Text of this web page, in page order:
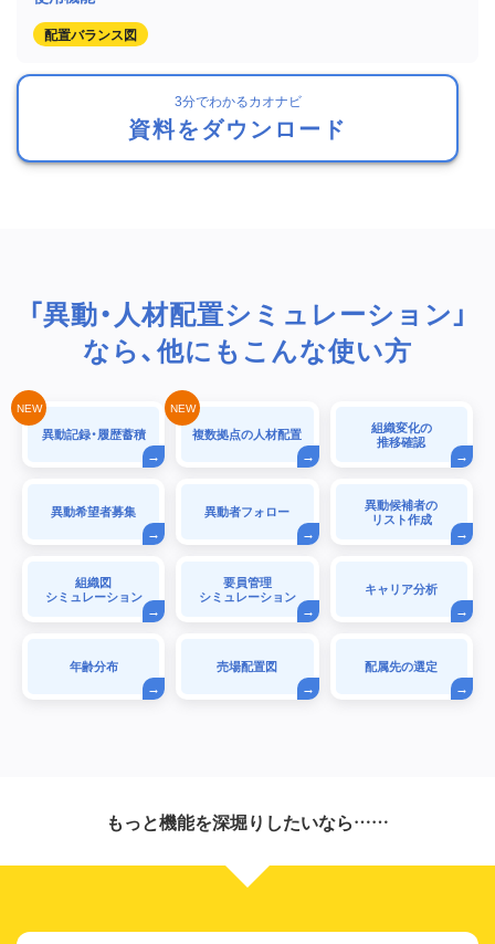
配置バランス図
3分でわかるカオナビ
資料をダウンロード
「異動・人材配置シミュレーション」
なら、他にもこんな使い方
異動記録・履歴蓄積 複数拠点の人材配置 組織変化の
推移確認
異動希望者募集 異動者フォロー 異動候補者の
リスト作成
組織図
シミュレーション
要員管理
シミュレーション キャリア分析
年齢分布 売場配置図 配属先の選定
もっと機能を深堀りしたいなら……